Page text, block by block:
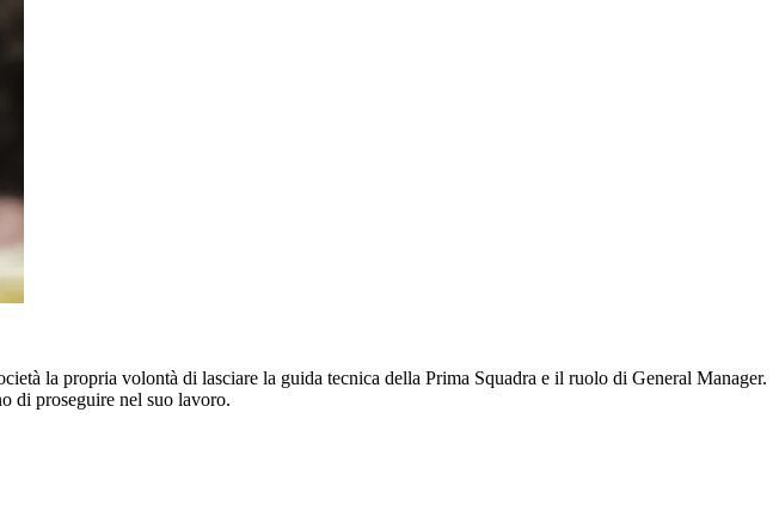
la propria volontà di lasciare la guida tecnica della Prima Squadra e il ruolo di General Manager.
di proseguire nel suo lavoro.